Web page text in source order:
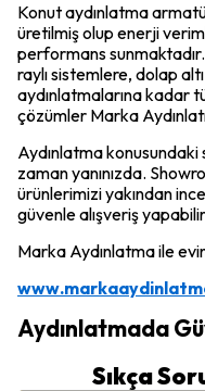
Konut aydınlatma
üretilmiş olup enerji
performans
raylı sistemlere, dolap
aydınlatmalarına kadar
çözümler Marka
Aydınlatma konusundaki
zaman yanınızda.
ürünlerimizi yakından
güvenle alışveriş
Marka Aydınlatma ile
Aydınlatmada
Sıkça